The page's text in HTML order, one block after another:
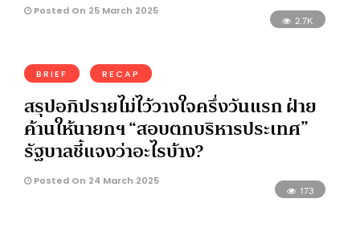
Posted On 25 March 2025
2.7K
BRIEF RECAP
สรุปอภิปรายไม่ไว้วางใจครึ่งวันแรก ฝ่าย
ค้านให้นายกฯ “สอบตกบริหารประเทศ”
รัฐบาลชี้แจงว่าอะไรบ้าง?
Posted On 24 March 2025
173